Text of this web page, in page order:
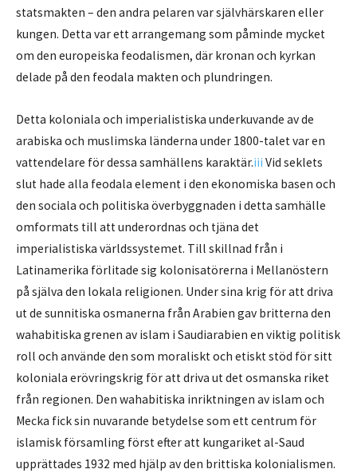
statsmakten – den andra pelaren var självhärskaren eller
kungen. Detta var ett arrangemang som påminde mycket
om den europeiska feodalismen, där kronan och kyrkan
delade på den feodala makten och plundringen.
Detta koloniala och imperialistiska underkuvande av de
arabiska och muslimska länderna under 1800-talet var en
vattendelare för dessa samhällens karaktär.iii Vid seklets
slut hade alla feodala element i den ekonomiska basen och
den sociala och politiska överbyggnaden i detta samhälle
omformats till att underordnas och tjäna det
imperialistiska världssystemet. Till skillnad från i
Latinamerika förlitade sig kolonisatörerna i Mellanöstern
på själva den lokala religionen. Under sina krig för att driva
ut de sunnitiska osmanerna från Arabien gav britterna den
wahabitiska grenen av islam i Saudiarabien en viktig politisk
roll och använde den som moraliskt och etiskt stöd för sitt
koloniala erövringskrig för att driva ut det osmanska riket
från regionen. Den wahabitiska inriktningen av islam och
Mecka fick sin nuvarande betydelse som ett centrum för
islamisk församling först efter att kungariket al-Saud
upprättades 1932 med hjälp av den brittiska kolonialismen.